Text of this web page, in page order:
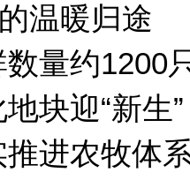
温暖归途
量约1200
块迎“新生
进农牧体